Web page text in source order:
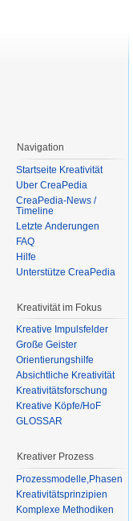
Navigation
Startseite Kreativität
Über CreaPedia
CreaPedia-News /
Timeline
Letzte Änderungen
FAQ
Hilfe
Unterstütze CreaPedia
Kreativität im Fokus
Kreative Impulsfelder
Große Geister
Orientierungshilfe
Absichtliche Kreativität
Kreativitätsforschung
Kreative Köpfe/HoF
GLOSSAR
Kreativer Prozess
Prozessmodelle,Phasen
Kreativitätsprinzipien
Komplexe Methodiken